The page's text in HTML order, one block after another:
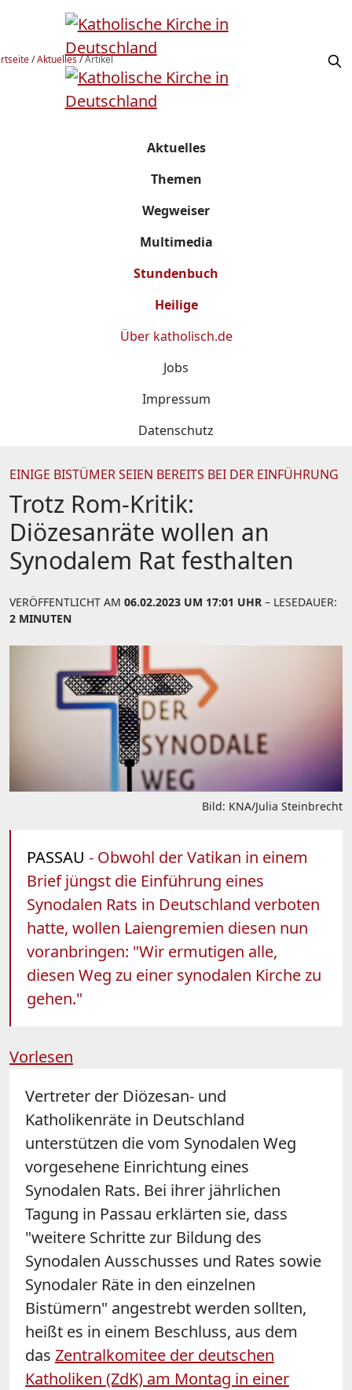
/Aktuelles/Artikel
Aktuelles
Themen
Wegweiser
Multimedia
Stundenbuch
Heilige
Über katholisch.de
Jobs
Impressum
Datenschutz
EINIGE BISTÜMER SEIEN BEREITS BEI DER EINFÜHRUNG
Trotz Rom-Kritik:
Diözesanräte wollen an
Synodalem Rat festhalten
VERÖFFENTLICHT AM 06.02.2023 UM 17:01 UHR – LESEDAUER:
2 MINUTEN
Bild: KNA/Julia Steinbrecht
PASSAU - Obwohl der Vatikan in einem
Brief jüngst die Einführung eines
Synodalen Rats in Deutschland verboten
hatte, wollen Laiengremien diesen nun
voranbringen: "Wir ermutigen alle,
diesen Weg zu einer synodalen Kirche zu
gehen."
Vorlesen
Vertreter der Diözesan- und
Katholikenräte in Deutschland
unterstützen die vom Synodalen Weg
vorgesehene Einrichtung eines
Synodalen Rats. Bei ihrer jährlichen
Tagung in Passau erklärten sie, dass
"weitere Schritte zur Bildung des
Synodalen Ausschusses und Rates sowie
Synodaler Räte in den einzelnen
Bistümern" angestrebt werden sollten,
heißt es in einem Beschluss, aus dem
das Zentralkomitee der deutschen
Katholiken (ZdK) am Montag in einer